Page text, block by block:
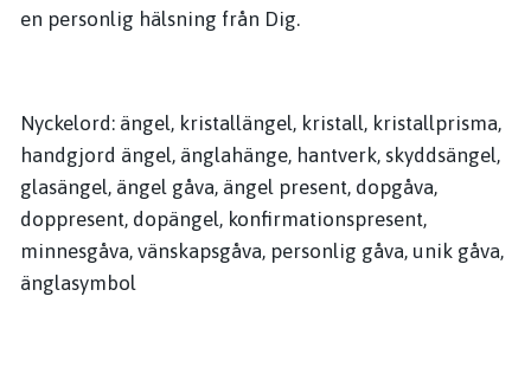
en personlig hälsning från Dig.
Nyckelord: ängel, kristallängel, kristall, kristallprisma,
handgjord ängel, änglahänge, hantverk, skyddsängel,
glasängel, ängel gåva, ängel present, dopgåva,
doppresent, dopängel, konfirmationspresent,
minnesgåva, vänskapsgåva, personlig gåva, unik gåva,
änglasymbol